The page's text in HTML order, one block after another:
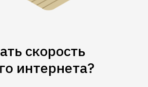
скорость
интернета?